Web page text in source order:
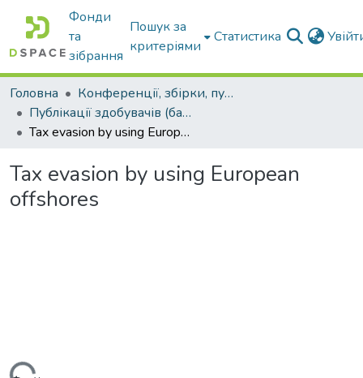
Фонди
та
зібрання
Пошук за
критеріями
Статистика
Головна
Конференції, збірки, публікації молодих вчених і здобувачів : магістрів, бакалаврів, аспірантів.
Публікації здобувачів (бакалаврів. магістрів, аспірантів)
Tax evasion by using European offshores
Tax evasion by using European
offshores